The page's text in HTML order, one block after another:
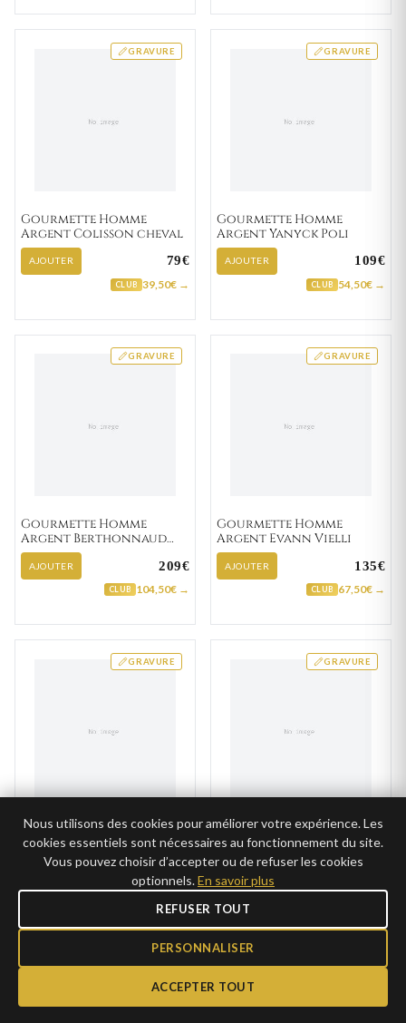
GRAVURE
Gourmette Homme
Argent Colisson cheval
AJOUTER 79€
CLUB 39,50€ →
GRAVURE
Gourmette Homme
Argent Yanyck Poli
AJOUTER 109€
CLUB 54,50€ →
GRAVURE
Gourmette Homme
Argent Berthonnaud
Vielli
AJOUTER 209€
CLUB 104,50€ →
GRAVURE
Gourmette Homme
Argent Evann Vielli
AJOUTER 135€
CLUB 67,50€ →
GRAVURE
Gourmette Homme
Argent Eimen Poli
145€
CLUB 72,50€ →
GRAVURE
Bracelet argent vieilli
maille Valison cheval
89,00€
CLUB 44,50€ →
GRAVURE
Nous utilisons des cookies pour améliorer votre expérience. Les
cookies essentiels sont nécessaires au fonctionnement du site.
Vous pouvez choisir d’accepter ou de refuser les cookies
optionnels.En savoir plus
REFUSER TOUT
PERSONNALISER
ACCEPTER TOUT